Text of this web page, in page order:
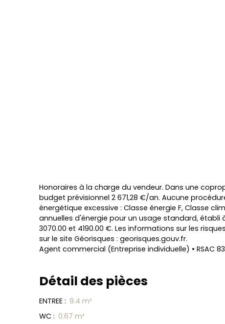
Honoraires à la charge du vendeur. Dans une
budget prévisionnel 2 671,28 €/an. Aucune
énergétique excessive : Classe énergie F, Classe
annuelles d'énergie pour un usage standard, établi
3070.00 et 4190.00 €. Les informations sur les
sur le site Géorisques : georisques.gouv.fr.
Agent commercial (Entreprise individuelle) • RSAC
Détail des pièces
ENTREE : 9.4 m²
WC : 0.67 m²